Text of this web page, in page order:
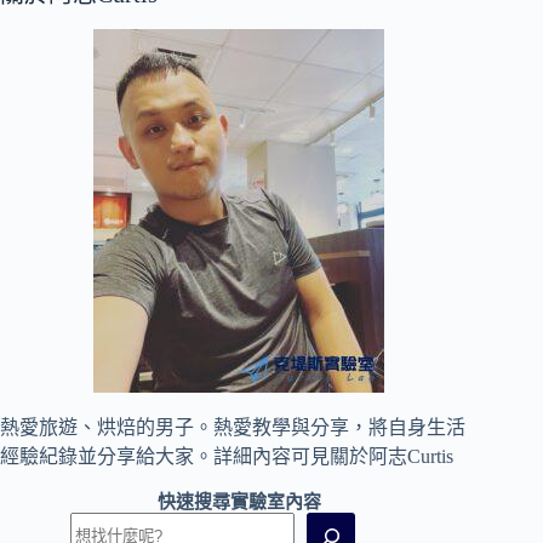
熱愛旅遊、烘焙的男子。熱愛教學與分享，將自身生活
經驗紀錄並分享給大家。詳細內容可見關於阿志Curtis
快速搜尋實驗室內容